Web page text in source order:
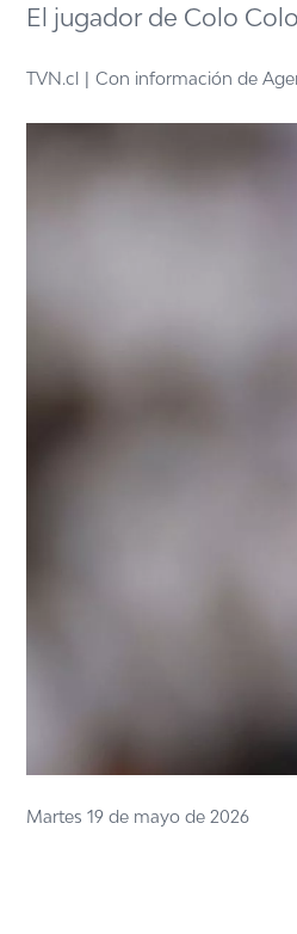
El jugador de Colo
TVN.cl Con información de
Martes 19 de mayo de 2026